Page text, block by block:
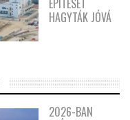
ÉPÍTÉSÉT
HAGYTÁK JÓVÁ
2026-BAN